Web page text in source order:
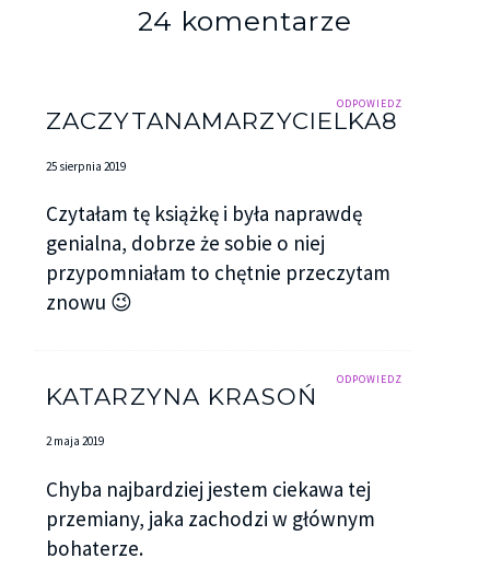
24 komentarze
ODPOWIEDZ
ZACZYTANAMARZYCIELKA8
25 sierpnia 2019
Czytałam tę książkę i była naprawdę
genialna, dobrze że sobie o niej
przypomniałam to chętnie przeczytam
znowu 😉
ODPOWIEDZ
KATARZYNA KRASOŃ
2 maja 2019
Chyba najbardziej jestem ciekawa tej
przemiany, jaka zachodzi w głównym
bohaterze.